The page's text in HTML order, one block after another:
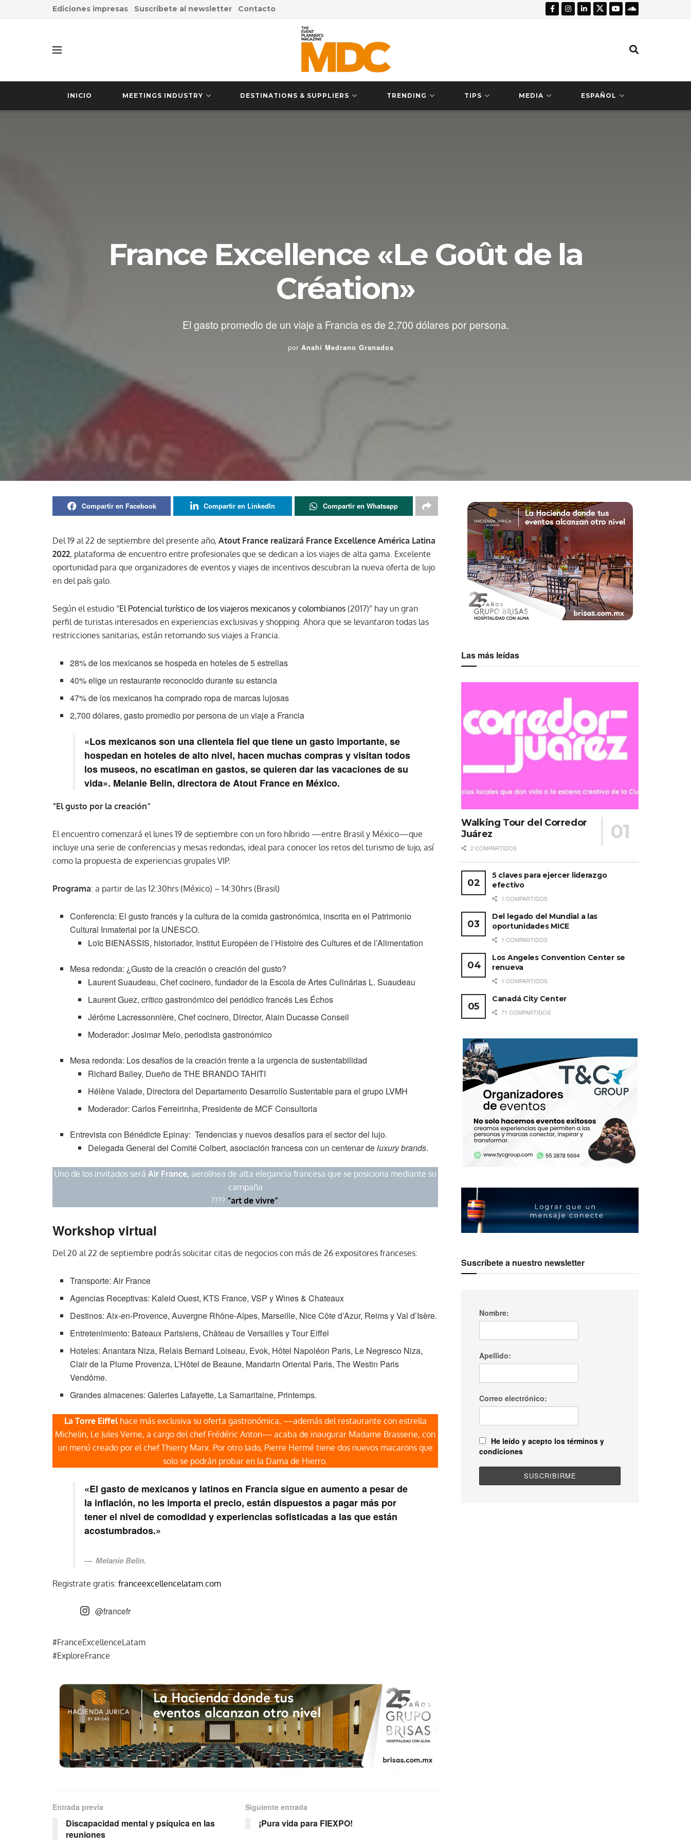
Ediciones impresas Suscríbete al newsletter Contacto
INICIO MEETINGS INDUSTRY DESTINATIONS & SUPPLIERS TRENDING TIPS MEDIA ESPAÑOL
France Excellence «Le Goût de la
Création»
El gasto promedio de un viaje a Francia es de 2,700 dólares por persona.
por Anahí Medrano Granados
Compartir en Facebook Compartir en LinkedIn Compartir en Whatsapp
Del 19 al 22 de septiembre del presente año, Atout France realizará France Excellence América Latina
2022, plataforma de encuentro entre profesionales que se dedican a los viajes de alta gama. Excelente
oportunidad para que organizadores de eventos y viajes de incentivos descubran la nueva oferta de lujo
en del país galo.
Según el estudio “El Potencial turístico de los viajeros mexicanos y colombianos (2017)” hay un gran
perfil de turistas interesados en experiencias exclusivas y shopping. Ahora que se levantaron todas las
restricciones sanitarias, están retomando sus viajes a Francia.
28% de los mexicanos se hospeda en hoteles de 5 estrellas
40% elige un restaurante reconocido durante su estancia
47% de los mexicanos ha comprado ropa de marcas lujosas
2,700 dólares, gasto promedio por persona de un viaje a Francia
«Los mexicanos son una clientela fiel que tiene un gasto importante, se
hospedan en hoteles de alto nivel, hacen muchas compras y visitan todos
los museos, no escatiman en gastos, se quieren dar las vacaciones de su
vida». Melanie Belin, directora de Atout France en México.
“El gusto por la creación”
El encuentro comenzará el lunes 19 de septiembre con un foro híbrido —entre Brasil y México—que
incluye una serie de conferencias y mesas redondas, ideal para conocer los retos del turismo de lujo, así
como la propuesta de experiencias grupales VIP.
Programa: a partir de las 12:30hrs (México) – 14:30hrs (Brasil)
Conferencia: El gusto francés y la cultura de la comida gastronómica, inscrita en el Patrimonio
Cultural Inmaterial por la UNESCO.
Loïc BIENASSIS, historiador, Institut Européen de l’Histoire des Cultures et de l’Alimentation
Mesa redonda: ¿Gusto de la creación o creación del gusto?
Laurent Suaudeau, Chef cocinero, fundador de la Escola de Artes Culinárias L. Suaudeau
Laurent Guez, crítico gastronómico del periódico francés Les Échos
Jérôme Lacressonnière, Chef cocinero, Director, Alain Ducasse Conseil
Moderador: Josimar Melo, periodista gastronómico
Mesa redonda: Los desafíos de la creación frente a la urgencia de sustentabilidad
Richard Bailey, Dueño de THE BRANDO TAHITI
Hélène Valade, Directora del Departamento Desarrollo Sustentable para el grupo LVMH
Moderador: Carlos Ferreirinha, Presidente de MCF Consultoria
Entrevista con Bénédicte Epinay: Tendencias y nuevos desafíos para el sector del lujo.
Delegada General del Comité Colbert, asociación francesa con un centenar deluxury brands.
Uno de los invitados será Air France, aerolínea de alta elegancia francesa que se posiciona mediante su
campaña
???? “art de vivre”.
Workshop virtual
Del 20 al 22 de septiembre podrás solicitar citas de negocios con más de 26 expositores franceses:
Transporte: Air France
Agencias Receptivas: Kaleid Ouest, KTS France, VSP y Wines & Chateaux
Destinos: Aix-en-Provence, Auvergne Rhône-Alpes, Marseille, Nice Côte d’Azur, Reims y Val d’Isère.
Entretenimiento: Bateaux Parisiens, Château de Versailles y Tour Eiffel
Hoteles: Anantara Niza, Relais Bernard Loiseau, Evok, Hôtel Napoléon Paris, Le Negresco Niza,
Clair de la Plume Provenza, L’Hôtel de Beaune, Mandarin Oriental Paris, The Westin Paris
Vendôme.
Grandes almacenes: Galeries Lafayette, La Samaritaine, Printemps.
La Torre Eiffel hace más exclusiva su oferta gastronómica, —además del restaurante con estrella
Michelin, Le Jules Verne, a cargo del chef Frédéric Anton— acaba de inaugurar Madame Brasserie, con
un menú creado por el chef Thierry Marx. Por otro lado, Pierre Hermé tiene dos nuevos macarons que
solo se podrán probar en la Dama de Hierro.
«El gasto de mexicanos y latinos en Francia sigue en aumento a pesar de
la inflación, no les importa el precio, están dispuestos a pagar más por
tener el nivel de comodidad y experiencias sofisticadas a las que están
acostumbrados.»
Melanie Belin.
Registrate gratis: franceexcellencelatam.com
@francefr
#FranceExcellenceLatam
#ExploreFrance
Entrada previa
Discapacidad mental y psíquica en las
reuniones
Siguiente entrada
¡Pura vida para FIEXPO!
Las más leídas
Walking Tour del Corredor
Juárez
2 COMPARTIDOS
5 claves para ejercer liderazgo
efectivo
1 COMPARTIDOS
Del legado del Mundial a las
oportunidades MICE
1 COMPARTIDOS
Los Angeles Convention Center se
renueva
1 COMPARTIDOS
Canadá City Center
71 COMPARTIDOS
Suscríbete a nuestro newsletter
Nombre:
Apellido:
Correo electrónico:
He leído y acepto los términos y
condiciones